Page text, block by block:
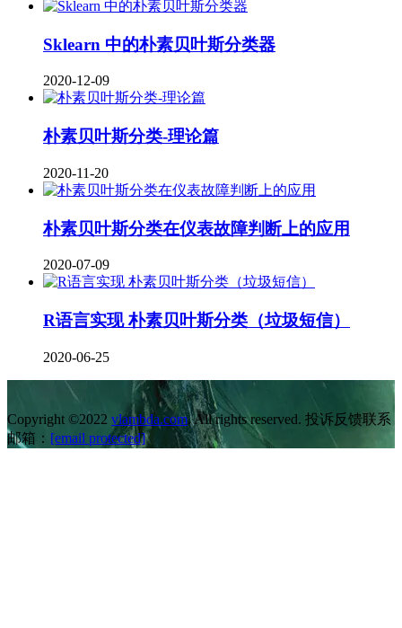
Sklearn 中的朴素贝叶斯分类器
2020-12-09
朴素贝叶斯分类-理论篇
2020-11-20
朴素贝叶斯分类在仪表故障判断上的应用
2020-07-09
R语言实现 朴素贝叶斯分类（垃圾短信）
2020-06-25
Copyright ©2022 vlambda.com. All rights reserved. 投诉反馈联系
邮箱： [email protected]